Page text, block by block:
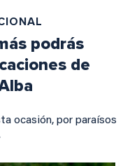
podrás
de
ocasión, por paraísos